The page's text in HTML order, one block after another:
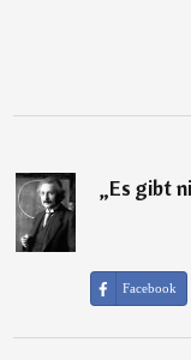
„Es gibt
Facebook